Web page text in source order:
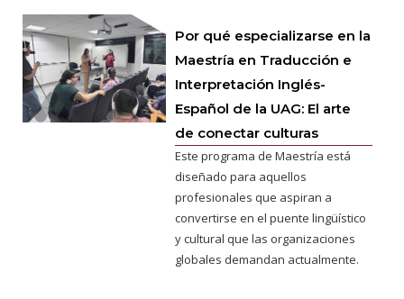
Por qué especializarse en la
Maestría en Traducción e
Interpretación Inglés-
Español de la UAG: El arte
de conectar culturas
Este programa de Maestría está
diseñado para aquellos
profesionales que aspiran a
convertirse en el puente lingüístico
y cultural que las organizaciones
globales demandan actualmente.